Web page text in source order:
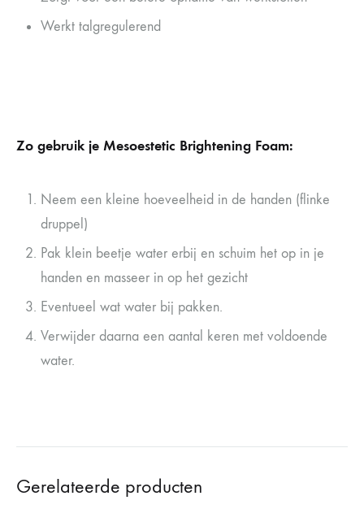
Werkt talgregulerend
Zo gebruik je Mesoestetic Brightening Foam:
Neem een kleine hoeveelheid in de handen (flinke
druppel)
Pak klein beetje water erbij en schuim het op in je
handen en masseer in op het gezicht
Eventueel wat water bij pakken.
Verwijder daarna een aantal keren met voldoende
water.
Gerelateerde producten